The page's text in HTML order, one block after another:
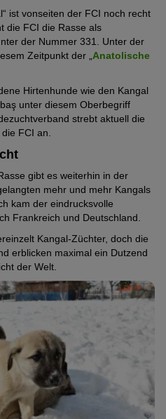
ist vonseiten der FCI noch recht
die FCI die Rasse als
der Nummer 331. Unter der
Zeitpunkt der „ Anatolische
Hirtenhunde wie den Kangal
unter diesem Oberbegriff
strebt aktuell die
FCI an.
gibt es weiterhin in der
mehr und mehr Kangals
kam der eindrucksvolle
Frankreich und Deutschland.
Kangal-Züchter, doch die
erblicken maximal ein Dutzend
der Welt.